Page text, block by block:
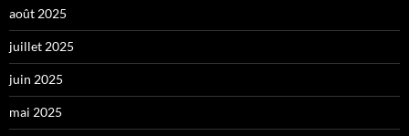
août 2025
juillet 2025
juin 2025
mai 2025